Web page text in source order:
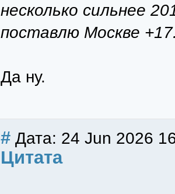
несколько сильнее
поставлю Москве
Да ну.
# Дата: 24 Jun 2026
Цитата